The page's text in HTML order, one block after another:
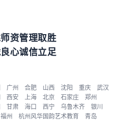
资管理取胜
心诚信立足
广州 合肥 山西 沈阳 重庆
武汉
西安 上海 北京 石家庄
郑州
甘肃 海口 西宁 乌鲁木齐
银川
福州 杭州风华国韵艺术教育
青岛